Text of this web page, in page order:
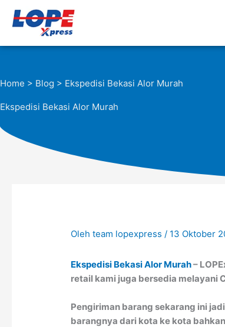
Home > Blog > Ekspedisi Bekasi Alor Murah
Ekspedisi Bekasi Alor Murah
Olehteam lopexpress / 13 Oktober
Ekspedisi Bekasi Alor Murah–
retail kami juga bersedia melayani
Pengiriman barang sekarang ini
barangnya dari kota ke kota